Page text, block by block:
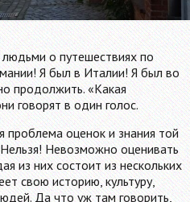
людьми о путешествиях по
Я был в Италии! Я был во
продолжить. «Какая
говорят в один голос.
проблема оценок и знания той
Невозможно оценивать
из них состоит из нескольких
свою историю, культуру,
Да что уж там говорить,